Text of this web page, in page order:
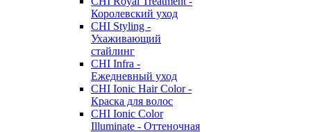
Королевский уход
CHI Styling -
Ухаживающий
стайлинг
CHI Infra -
Ежедневный уход
CHI Ionic Hair Color -
Краска для волос
CHI Ionic Color
Illuminate - Оттеночная